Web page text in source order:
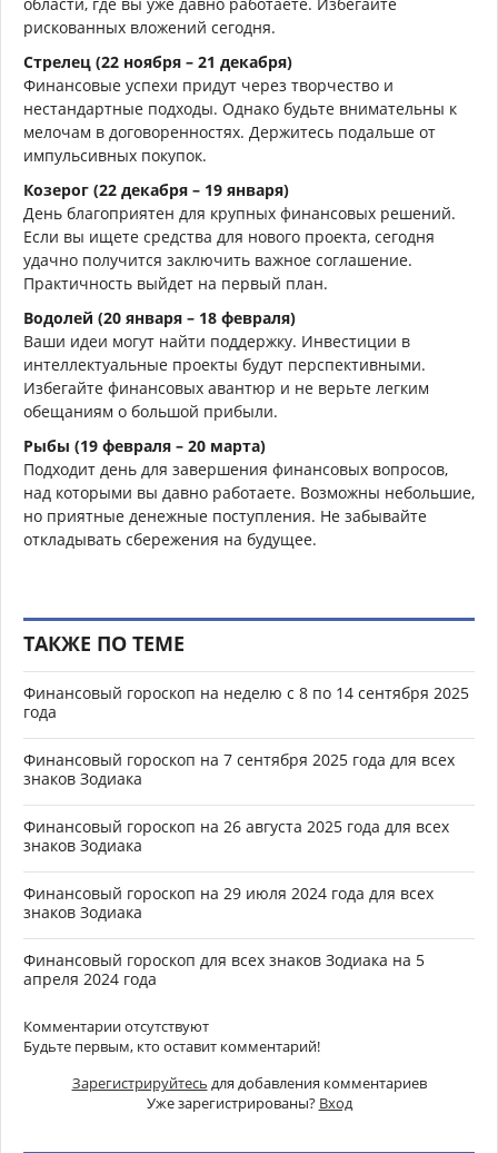
области, где вы уже давно работаете. Избегайте
рискованных вложений сегодня.
Стрелец (22 ноября – 21 декабря)
Финансовые успехи придут через творчество и
нестандартные подходы. Однако будьте внимательны к
мелочам в договоренностях. Держитесь подальше от
импульсивных покупок.
Козерог (22 декабря – 19 января)
День благоприятен для крупных финансовых решений.
Если вы ищете средства для нового проекта, сегодня
удачно получится заключить важное соглашение.
Практичность выйдет на первый план.
Водолей (20 января – 18 февраля)
Ваши идеи могут найти поддержку. Инвестиции в
интеллектуальные проекты будут перспективными.
Избегайте финансовых авантюр и не верьте легким
обещаниям о большой прибыли.
Рыбы (19 февраля – 20 марта)
Подходит день для завершения финансовых вопросов,
над которыми вы давно работаете. Возможны небольшие,
но приятные денежные поступления. Не забывайте
откладывать сбережения на будущее.
ТАКЖЕ ПО ТЕМЕ
Финансовый гороскоп на неделю с 8 по 14 сентября 2025
года
Финансовый гороскоп на 7 сентября 2025 года для всех
знаков Зодиака
Финансовый гороскоп на 26 августа 2025 года для всех
знаков Зодиака
Финансовый гороскоп на 29 июля 2024 года для всех
знаков Зодиака
Финансовый гороскоп для всех знаков Зодиака на 5
апреля 2024 года
Комментарии отсутствуют
Будьте первым, кто оставит комментарий!
Зарегистрируйтесь для добавления комментариев
Уже зарегистрированы? Вход